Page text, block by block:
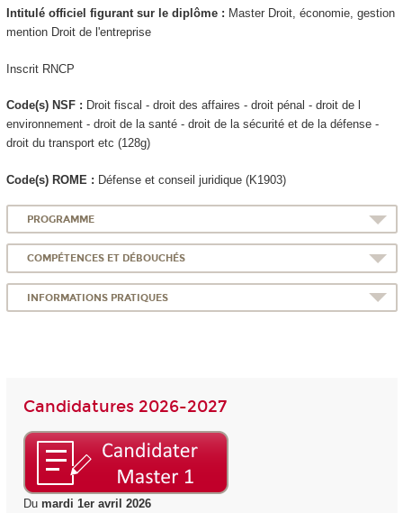
Intitulé officiel figurant sur le diplôme : Master Droit, économie, gestion
mention Droit de l'entreprise
Inscrit RNCP
Code(s) NSF : Droit fiscal - droit des affaires - droit pénal - droit de l
environnement - droit de la santé - droit de la sécurité et de la défense -
droit du transport etc (128g)
Code(s) ROME : Défense et conseil juridique (K1903)
PROGRAMME
COMPÉTENCES ET DÉBOUCHÉS
INFORMATIONS PRATIQUES
Candidatures 2026-2027
Du mardi 1er avril 2026